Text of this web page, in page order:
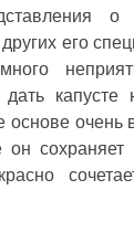
его
капусте
основе очень
он сохраняет